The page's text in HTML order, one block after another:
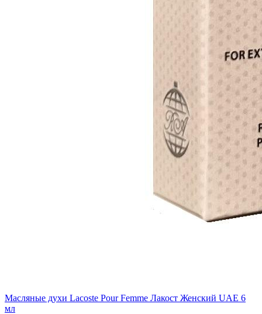
Масляные духи Lacoste Pour Femme Лакост Женский UAE 6
мл